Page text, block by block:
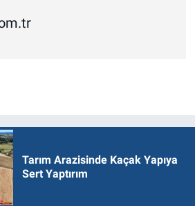
Tarım Arazisinde Kaçak Yapıya
Sert Yaptırım